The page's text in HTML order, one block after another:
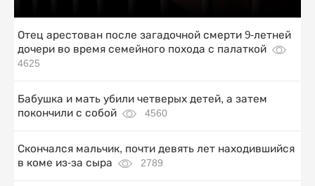
Отец арестован после загадочной смерти 9-летней
дочери во время семейного похода с палаткой
4625
Бабушка и мать убили четверых детей, а затем
покончили с собой
4560
Скончался мальчик, почти девять лет находившийся
в коме из-за сыра
2789